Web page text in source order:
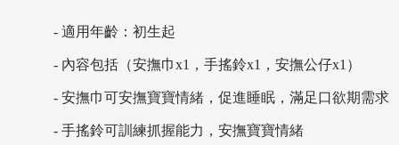
- 適用年齡：初生起
- 內容包括（安撫巾x1，手搖鈴x1，安撫公仔x1）
- 安撫巾可安撫寶寶情緒，促進睡眠，滿足口欲期需求
- 手搖鈴可訓練抓握能力，安撫寶寶情緒